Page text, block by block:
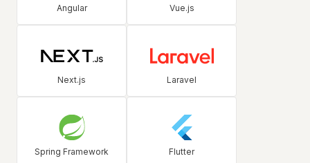
Angular Vue.js
Next.js Laravel
Spring Framework Flutter